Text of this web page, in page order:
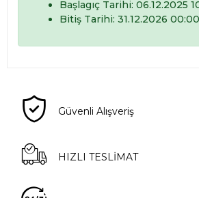
Başlagıç Tarihi: 06.12.2025
Bitiş Tarihi: 31.12.2026 00:00
Güvenli Alışveriş
HIZLI TESLİMAT